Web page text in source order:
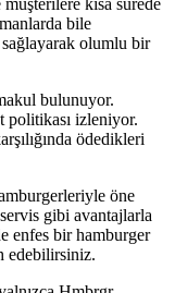
kısa sürede
bile
sağlayarak olumlu bir
bulunuyor.
izleniyor.
ödedikleri
öne
gibi avantajlarla
enfes bir hamburger
edebilirsiniz.